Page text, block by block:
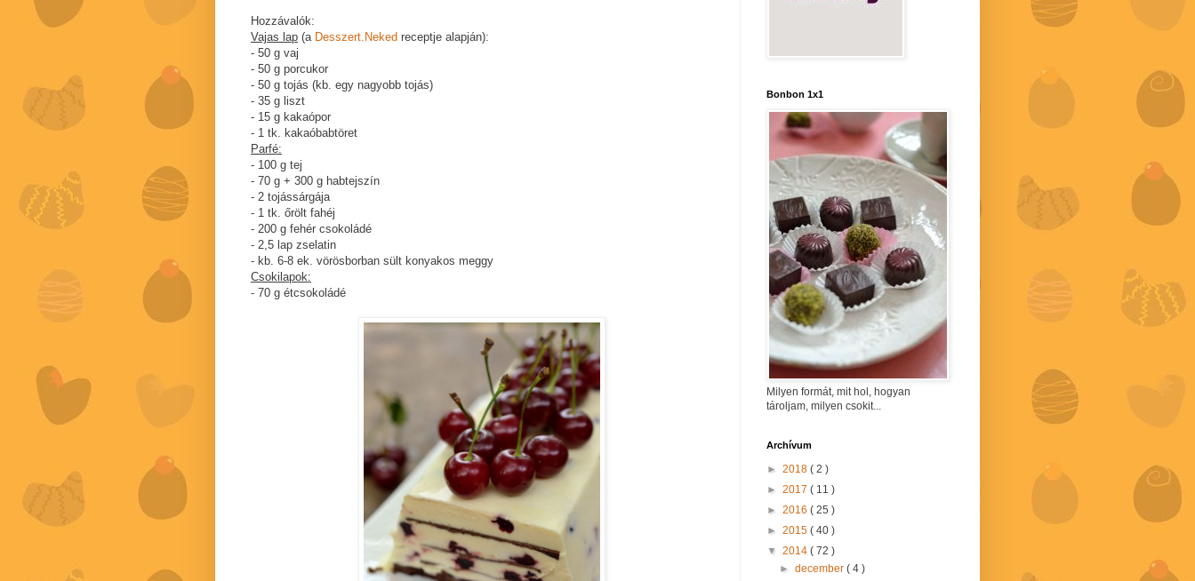
Hozzávalók:
Vajas lap (a Desszert.Neked receptje alapján):
- 50 g vaj
- 50 g porcukor
- 50 g tojás (kb. egy nagyobb tojás)
- 35 g liszt
- 15 g kakaópor
- 1 tk. kakaóbabtöret
Parfé:
- 100 g tej
- 70 g + 300 g habtejszín
- 2 tojássárgája
- 1 tk. őrölt fahéj
- 200 g fehér csokoládé
- 2,5 lap zselatin
- kb. 6-8 ek. vörösborban sült konyakos meggy
Csokilapok:
- 70 g étcsokoládé
Bonbon 1x1
Milyen formát, mit hol, hogyan
tároljam, milyen csokit...
Archívum
► 2018 ( 2 )
► 2017 ( 11 )
► 2016 ( 25 )
► 2015 ( 40 )
▼ 2014 ( 72 )
►december( 4 )